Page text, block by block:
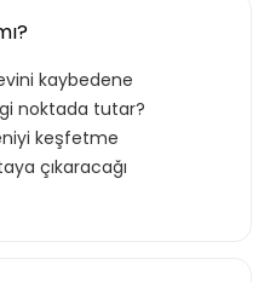
kaybedene
noktada tutar?
keşfetme
çıkaracağı